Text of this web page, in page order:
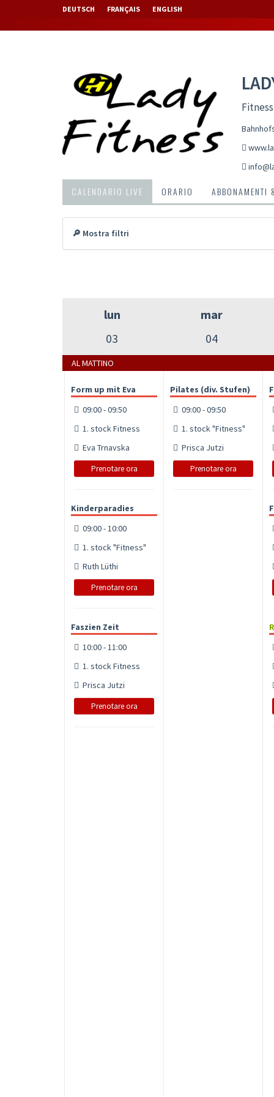
DEUTSCH FRANÇAIS ENGLISH
CALENDARIO LIVE ORARIO ABBONAMENTI
🔎 Mostra filtri
lun
03
mar
04
AL MATTINO
Form up mit Eva
09:00 - 09:50
1. stock Fitness
Eva Trnavska
Prenotare ora
Kinderparadies
09:00 - 10:00
1. stock "Fitness"
Ruth Lüthi
Prenotare ora
Faszien Zeit
10:00 - 11:00
1. stock Fitness
Prisca Jutzi
Prenotare ora
Pilates (div. Stufen)
09:00 - 09:50
1. stock "Fitness"
Prisca Jutzi
Prenotare ora